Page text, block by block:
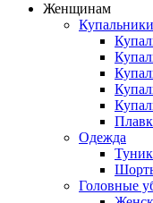
Женщинам
Купальники
Одежда
Головные